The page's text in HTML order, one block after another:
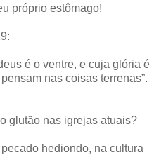
próprio estômago!
é o ventre, e cuja glória é
nas coisas terrenas”.
glutão nas igrejas atuais?
hediondo, na cultura